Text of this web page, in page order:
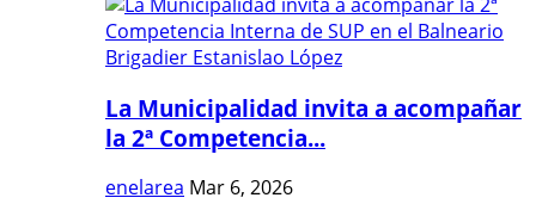
La Municipalidad invita a acompañar
la 2ª Competencia...
enelarea Mar 6, 2026